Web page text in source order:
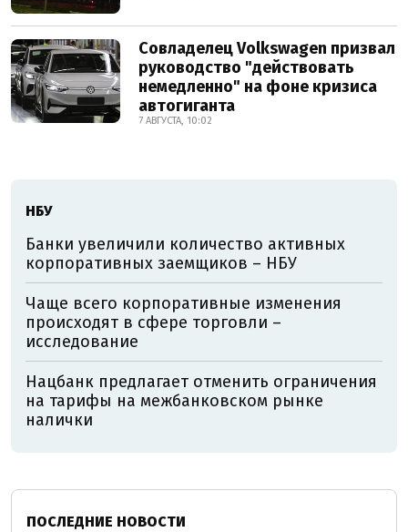
Совладелец Volkswagen призвал
руководство "действовать
немедленно" на фоне кризиса
автогиганта
7 АВГУСТА, 10:02
НБУ
Банки увеличили количество активных
корпоративных заемщиков – НБУ
Чаще всего корпоративные изменения
происходят в сфере торговли –
исследование
Нацбанк предлагает отменить ограничения
на тарифы на межбанковском рынке
налички
ПОСЛЕДНИЕ НОВОСТИ